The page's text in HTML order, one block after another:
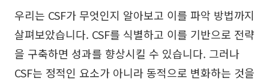
우리는 CSF가 무엇인지 알아보고 이를 파악 방법까지
살펴보았습니다. CSF를 식별하고 이를 기반으로 전략
을 구축하면 성과를 향상시킬 수 있습니다. 그러나
CSF는 정적인 요소가 아니라 동적으로 변화하는 것을